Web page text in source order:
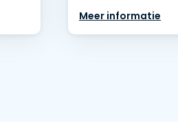
Meer informatie